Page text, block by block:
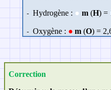
- Hydrogène : ● m(H) =
- Oxygène : ● m(O) =
Correction